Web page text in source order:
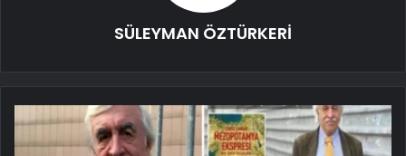
SÜLEYMAN ÖZTÜRKERİ